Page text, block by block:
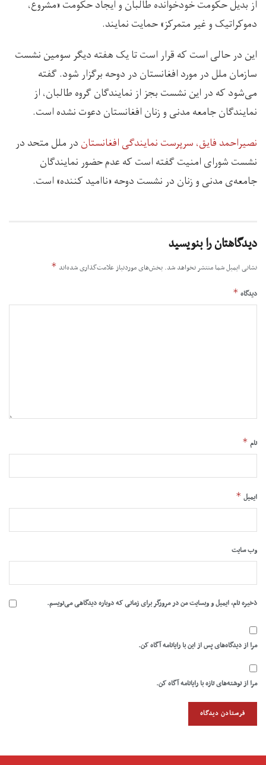
از بدیل حکومت خودخوانده طالبان و ایجاد حکومت «مشروع،
دموکراتیک و غیر متمرکز» حمایت نمایند.
این در حالی است که قرار است تا یک هفته دیگر سومین نشست
سازمان ملل در مورد افغانستان در دوحه برگزار شود. گفته
می‌شود که در این نشست بجز از نمایندگان گروه طالبان، از
نمایندگان جامعه مدنی و زنان افغانستان دعوت نشده‌ است.
نصیراحمد فایق، سرپرست نمایندگی افغانستاندر ملل متحد در
نشست شورای امنیت گفته است که عدم حضور نمایندگان
جامعه‌ی مدنی و زنان در نشست دوحه «ناامید کننده» است.
دیدگاهتان را بنویسید
نشانی ایمیل شما منتشر نخواهد شد. بخش‌های موردنیاز علامت‌گذاری شده‌اند *
دیدگاه *
نام *
ایمیل *
وب‌ سایت
ذخیره نام، ایمیل و وبسایت من در مرورگر برای زمانی که دوباره دیدگاهی می‌نویسم.
مرا از دیدگاه‌های پس از این با رایانامه آگاه کن.
مرا از نوشته‌های تازه با رایانامه آگاه کن.